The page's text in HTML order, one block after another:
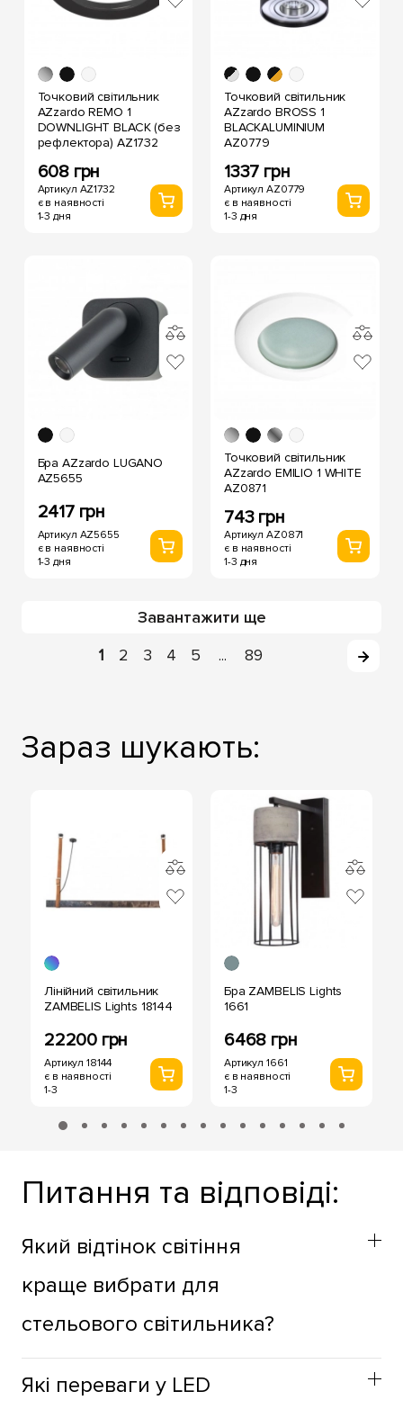
Точковий світильник
AZzardo REMO 1
DOWNLIGHT BLACK (без
рефлектора) AZ1732
608 грн
Артикул AZ1732
є в наявності
1-3 дня
Точковий світильник
AZzardo BROSS 1
BLACKALUMINIUM
AZ0779
1337 грн
Артикул AZ0779
є в наявності
1-3 дня
Бра AZzardo LUGANO
AZ5655
2417 грн
Артикул AZ5655
є в наявності
1-3 дня
Точковий світильник
AZzardo EMILIO 1 WHITE
AZ0871
743 грн
Артикул AZ0871
є в наявності
1-3 дня
Завантажити ще
1
2 3 4 5 ... 89
Зараз шукають:
Лінійний світильник
ZAMBELIS Lights 18144
22200 грн
Артикул 18144
є в наявності
1-3
Бра ZAMBELIS Lights
1661
6468 грн
Артикул 1661
є в наявності
1-3
Питання та відповіді:
Який відтінок світіння
краще вибрати для
стельового світильника?
огляду на функціональне призначення простору. Для
Які переваги у LED